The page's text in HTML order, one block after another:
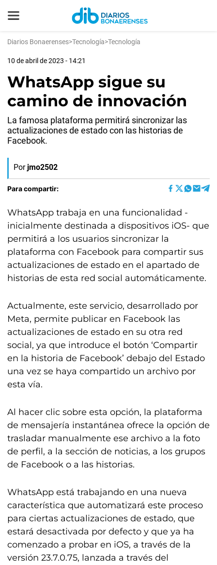
Diarios Bonaerenses>Tecnología>Tecnología
10 de abril de 2023 - 14:21
WhatsApp sigue su
camino de innovación
La famosa plataforma permitirá sincronizar las
actualizaciones de estado con las historias de
Facebook.
Por jmo2502
Para compartir:
WhatsApp trabaja en una funcionalidad -
inicialmente destinada a dispositivos iOS- que
permitirá a los usuarios sincronizar la
plataforma con Facebook para compartir sus
actualizaciones de estado en el apartado de
historias de esta red social automáticamente.
Actualmente, este servicio, desarrollado por
Meta, permite publicar en Facebook las
actualizaciones de estado en su otra red
social, ya que introduce el botón ‘Compartir
en la historia de Facebook’ debajo del Estado
una vez se haya compartido un archivo por
esta vía.
Al hacer clic sobre esta opción, la plataforma
de mensajería instantánea ofrece la opción de
trasladar manualmente ese archivo a la foto
de perfil, a la sección de noticias, a los grupos
de Facebook o a las historias.
WhatsApp está trabajando en una nueva
característica que automatizará este proceso
para ciertas actualizaciones de estado, que
estará desactivada por defecto y que ya ha
comenzado a probar en iOS, a través de la
versión 23.7.0.75, lanzada a través del